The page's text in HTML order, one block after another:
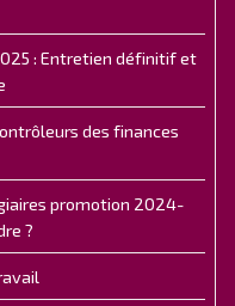
: Entretien définitif et
des finances
promotion 2024-
?